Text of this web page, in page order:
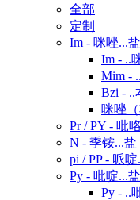
全部
定制
Im - 咪唑...盐
Im - ..
Mim -
Bzi - ..
咪唑（
Pr / PY - 吡
N - 季铵...盐
pi / PP - 哌
Py - 吡啶...盐
Py - ..